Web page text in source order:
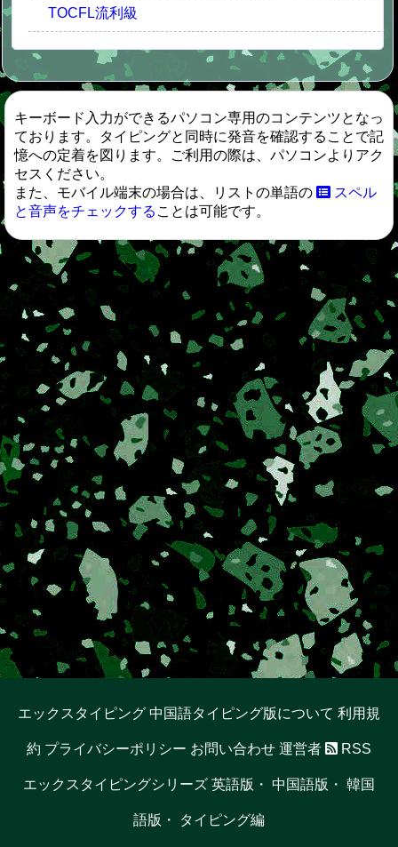
TOCFL流利級
キーボード入力ができるパソコン専用のコンテンツとなっ
ております。タイピングと同時に発音を確認することで記
憶への定着を図ります。ご利用の際は、パソコンよりアク
セスください。
また、モバイル端末の場合は、リストの単語の
スペル
と音声をチェックする ことは可能です。
エックスタイピング 中国語タイピング版について 利用規
約 プライバシーポリシー お問い合わせ 運営者 RSS
エックスタイピングシリーズ 英語版 ・ 中国語版 ・ 韓国
語版 ・ タイピング編